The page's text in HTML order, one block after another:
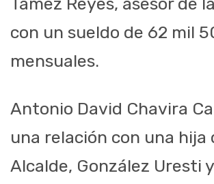
Tamez Reyes, asesor de
con un sueldo de 62 mil
mensuales.
Antonio David Chavira
una relación con una hija
Alcalde, González Uresti